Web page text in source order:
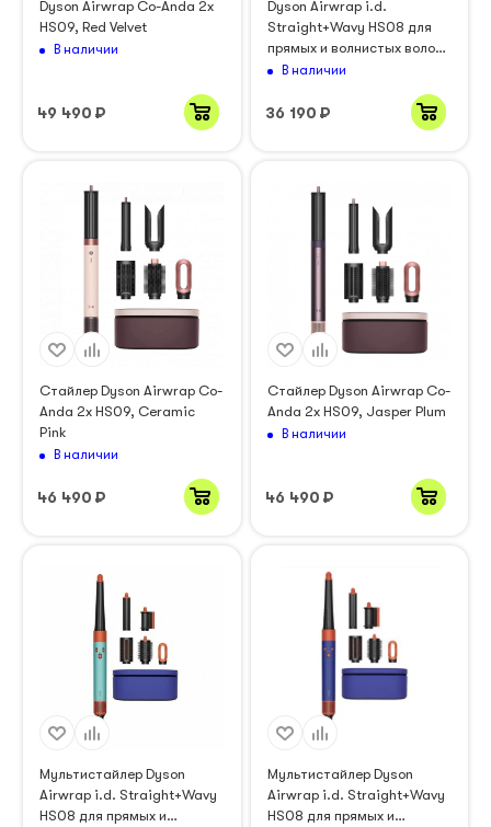
Dyson Airwrap Co-Anda 2x
HS09, Red Velvet
В наличии
49 490 ₽
Dyson Airwrap i.d.
Straight+Wavy HS08 для
прямых и волнистых волос,
Pink/Rose Gold (601864-01)
В наличии
36 190 ₽
Стайлер Dyson Airwrap Co-
Anda 2x HS09, Ceramic
Pink
В наличии
46 490 ₽
Стайлер Dyson Airwrap Co-
Anda 2x HS09, Jasper Plum
В наличии
46 490 ₽
Мультистайлер Dyson
Airwrap i.d. Straight+Wavy
HS08 для прямых и
Мультистайлер Dyson
Airwrap i.d. Straight+Wavy
HS08 для прямых и